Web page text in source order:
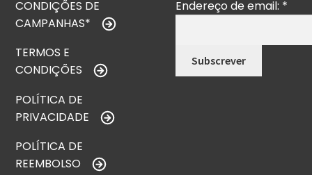
CONDIÇÕES DE
CAMPANHAS*
TERMOS E
CONDIÇÕES
POLÍTICA DE
PRIVACIDADE
POLÍTICA DE
REEMBOLSO
Endereço de email: *